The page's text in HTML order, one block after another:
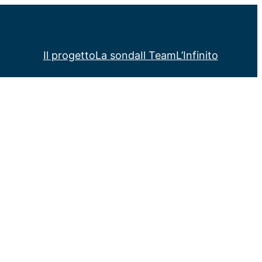
Il progettoLa sondaIl TeamL’Infinito